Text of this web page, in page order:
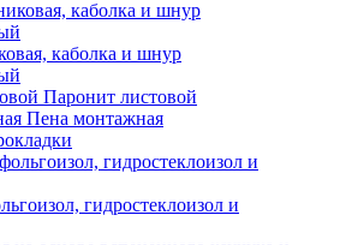
каболка и шнур
Паронит листовой
Пена монтажная
гидростеклоизол и